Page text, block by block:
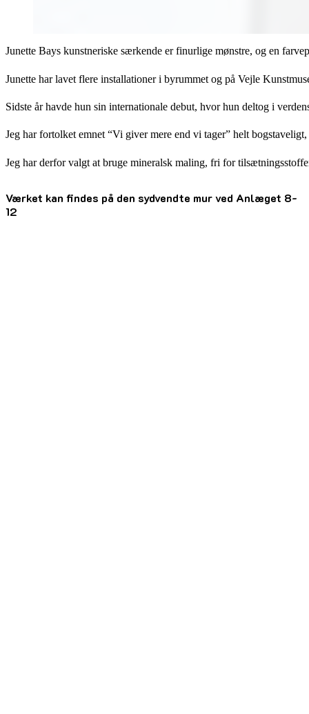
Junette Bays kunstneriske særkende er finurlige mønstre, og en
Junette har lavet flere installationer i byrummet og på Vejle
Sidste år havde hun sin internationale debut, hvor hun deltog i
Jeg har fortolket emnet “Vi giver mere end vi tager” helt
Jeg har derfor valgt at bruge mineralsk maling, fri for
Værket kan findes på den sydvendte mur ved Anlæget 8-
12